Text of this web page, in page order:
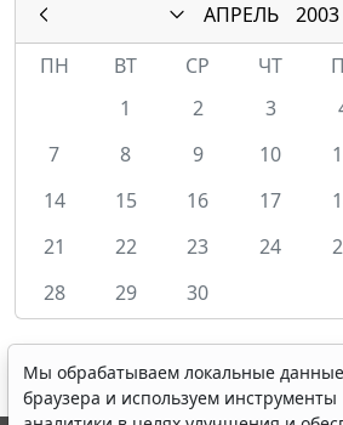
АПРЕЛЬ
2003
ПН
ВТ СР ЧТ
1
2 3
7
8 9 10
14
15 16 17
21
22 23 24
28
29 30
Мы обрабатываем локальные данные
браузера и используем инструменты